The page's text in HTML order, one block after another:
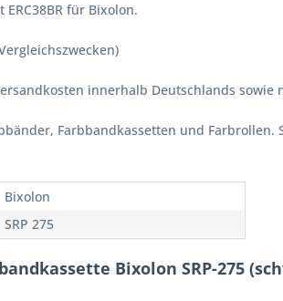
für Bixolon.
innerhalb Deutschlands sowie
Farbbandkassetten und
Bixolon
SRP 275
Bixolon SRP-275